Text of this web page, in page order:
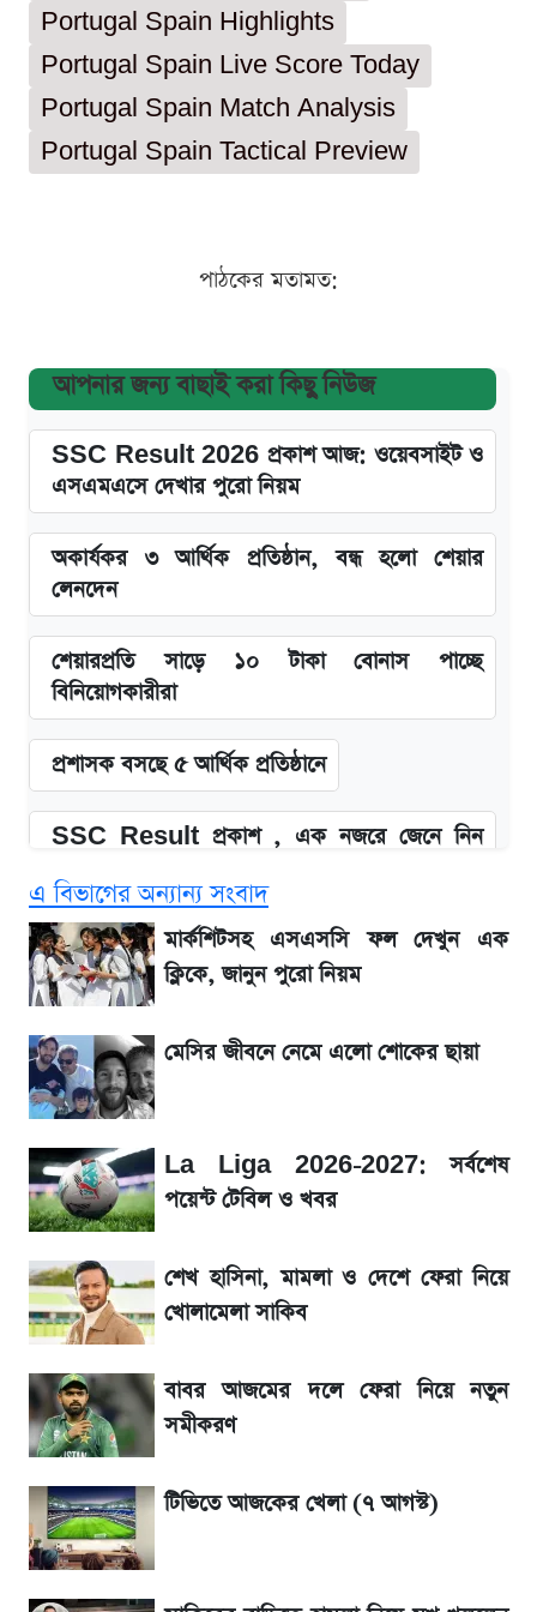
Portugal Spain Highlights
Portugal Spain Live Score Today
Portugal Spain Match Analysis
Portugal Spain Tactical Preview
পাঠকের মতামত:
আপনার জন্য বাছাই করা কিছু নিউজ
SSC Result 2026 প্রকাশ আজ: ওয়েবসাইট ও
এসএমএসে দেখার পুরো নিয়ম
অকার্যকর ৩ আর্থিক প্রতিষ্ঠান, বন্ধ হলো শেয়ার
লেনদেন
শেয়ারপ্রতি সাড়ে ১০ টাকা বোনাস পাচ্ছে
বিনিয়োগকারীরা
প্রশাসক বসছে ৫ আর্থিক প্রতিষ্ঠানে
SSC Result প্রকাশ , এক নজরে জেনে নিন
SSC Result 2026 প্রকাশ সোমবার,
ওয়েবসাইট ও এসএমএসে জানার নিয়ম
জিএসপি ইনভেস্টমেন্ট নিয়ে বিএসইসির বড় সিদ্ধান্ত,
তদন্তে যেসব বিষয়
উত্থান-পতনের দোলাচলে শেয়ারবাজার, লেনদেনের
শীর্ষে যে ১০ কোম্পানি
নম্বরসহ জানুন যেভাবে
SSC Result 2026 কাল, ওয়েবসাইট ও
এসএমএসে দেখার নিয়ম
মার্কশিটসহ এসএসসি ফল দেখুন এক ক্লিকে, জানুন
পুরো নিয়ম
মুনাফা বৃদ্ধির ধারায় ইসলামী ইন্স্যুরেন্স, ছয় মাসের
এ বিভাগের অন্যান্য সংবাদ
মার্কশিটসহ এসএসসি ফল দেখুন এক
ক্লিকে, জানুন পুরো নিয়ম
মেসির জীবনে নেমে এলো শোকের ছায়া
La Liga 2026-2027: সর্বশেষ
পয়েন্ট টেবিল ও খবর
শেখ হাসিনা, মামলা ও দেশে ফেরা নিয়ে
খোলামেলা সাকিব
বাবর আজমের দলে ফেরা নিয়ে নতুন
সমীকরণ
টিভিতে আজকের খেলা (৭ আগস্ট)